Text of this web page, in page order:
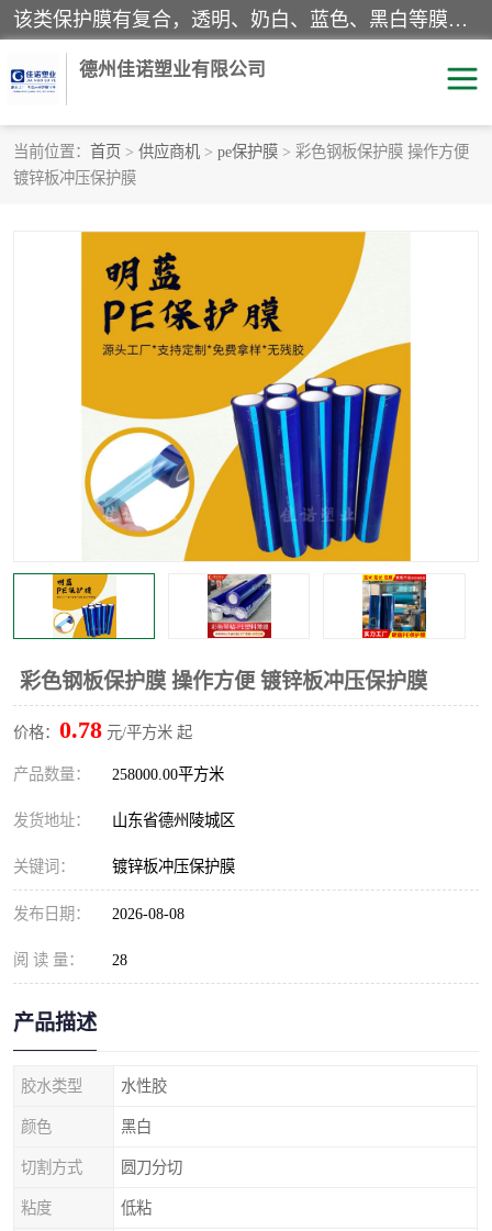
该类保护膜有复合，透明、奶白、蓝色、黑白等膜型。特高粘，高粘，中高粘，中粘，中低粘，低粘等。对于不同的粘力要求有相应的产品相适配。无胶渍残留污染。在较宽的收卷幅度下平整无皱纹，收卷长度大，利于机械化及自动化施工粘贴。为您的产品提供的表面保护解决方案。 产品广泛适用于：铝材、不锈钢、金属、塑料、电子、家电、家具、玻璃、化工材料、装饰材料等。
德州佳诺塑业有限公司
当前位置： 首页 > 供应商机 > pe保护膜 > 彩色钢板保护膜 操作方便
镀锌板冲压保护膜
彩色钢板保护膜 操作方便 镀锌板冲压保护膜
价格： 0.78 元/平方米 起
产品数量： 258000.00平方米
发货地址： 山东省德州陵城区
关键词： 镀锌板冲压保护膜
发布日期： 2026-08-08
阅 读 量： 28
产品描述
胶水类型 水性胶
颜色 黑白
切割方式 圆刀分切
粘度 低粘
pe保护膜
拉伸缠绕膜 透明保护膜
黑白保护膜 乳白保护膜
明蓝保护膜 纯黑保护膜
印字保护膜 彩钢板保护膜
不绣钢板保护膜 两边上胶保护膜
铝板保护膜
不锈钢板保护膜 一次性隔离膜